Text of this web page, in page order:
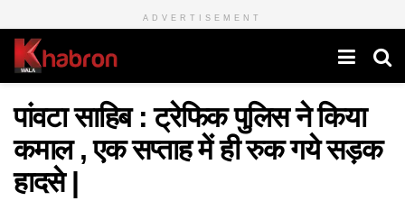
ADVERTISEMENT
पांवटा साहिब : ट्रेफिक पुलिस ने किया
कमाल , एक सप्ताह में ही रुक गये सड़क
हादसे |